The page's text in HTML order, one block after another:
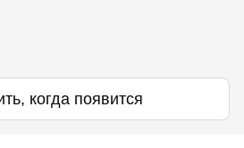
когда появится